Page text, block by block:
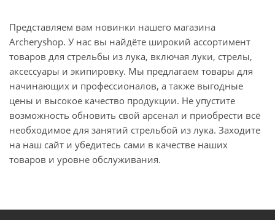
Представляем вам новинки нашего магазина
Archeryshop. У нас вы найдёте широкий ассортимент
товаров для стрельбы из лука, включая луки, стрелы,
аксессуары и экипировку. Мы предлагаем товары для
начинающих и профессионалов, а также выгодные
цены и высокое качество продукции. Не упустите
возможность обновить свой арсенал и приобрести всё
необходимое для занятий стрельбой из лука. Заходите
на наш сайт и убедитесь сами в качестве наших
товаров и уровне обслуживания.